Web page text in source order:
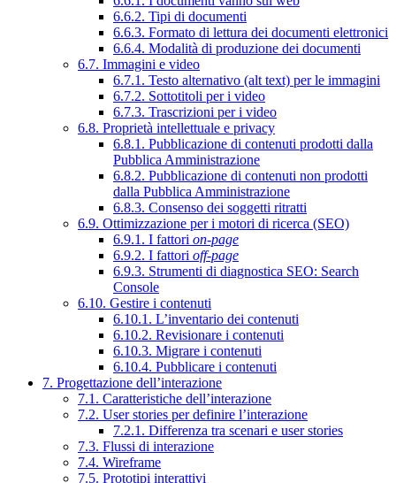
6.6.2. Tipi di documenti
6.6.3. Formato di lettura dei documenti elettronici
6.6.4. Modalità di produzione dei documenti
6.7. Immagini e video
6.7.1. Testo alternativo (alt text) per le immagini
6.7.2. Sottotitoli per i video
6.7.3. Trascrizioni per i video
6.8. Proprietà intellettuale e privacy
6.8.1. Pubblicazione di contenuti prodotti dalla
Pubblica Amministrazione
6.8.2. Pubblicazione di contenuti non prodotti
dalla Pubblica Amministrazione
6.8.3. Consenso dei soggetti ritratti
6.9. Ottimizzazione per i motori di ricerca (SEO)
6.9.1. I fattori on-page
6.9.2. I fattori off-page
6.9.3. Strumenti di diagnostica SEO: Search
Console
6.10. Gestire i contenuti
6.10.1. L’inventario dei contenuti
6.10.2. Revisionare i contenuti
6.10.3. Migrare i contenuti
6.10.4. Pubblicare i contenuti
7. Progettazione dell’interazione
7.1. Caratteristiche dell’interazione
7.2. User stories per definire l’interazione
7.2.1. Differenza tra scenari e user stories
7.3. Flussi di interazione
7.4. Wireframe
7.5. Prototipi interattivi